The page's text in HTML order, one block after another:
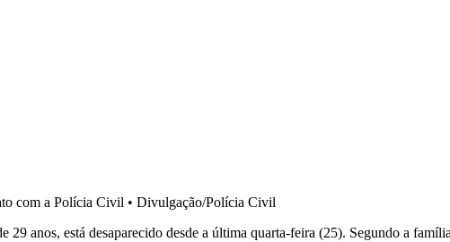
com a Polícia Civil • Divulgação/Polícia Civil
anos, está desaparecido desde a última quarta-feira (25). Segundo a